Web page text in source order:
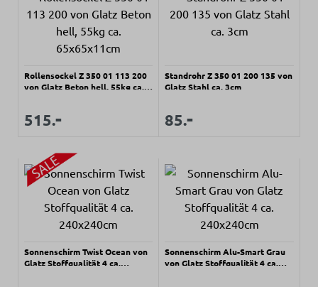
Rollensockel Z 350 01 113 200
von Glatz Beton hell, 55kg ca.
Regulärer Preis:
Verkaufspreis:
515.-
Standrohr Z 350 01 200 135 von
Glatz Stahl ca. 3cm
Verkaufspreis:
85.-
Sonnenschirm Twist Ocean von
Glatz Stoffqualität 4 ca.
Sonnenschirm Alu-Smart Grau
von Glatz Stoffqualität 4 ca.